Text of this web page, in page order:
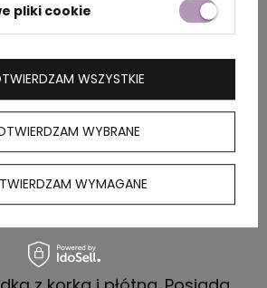
1
14.000
pliki cookie
WYBRANE
WYMAGANE
WSZYSTKIE